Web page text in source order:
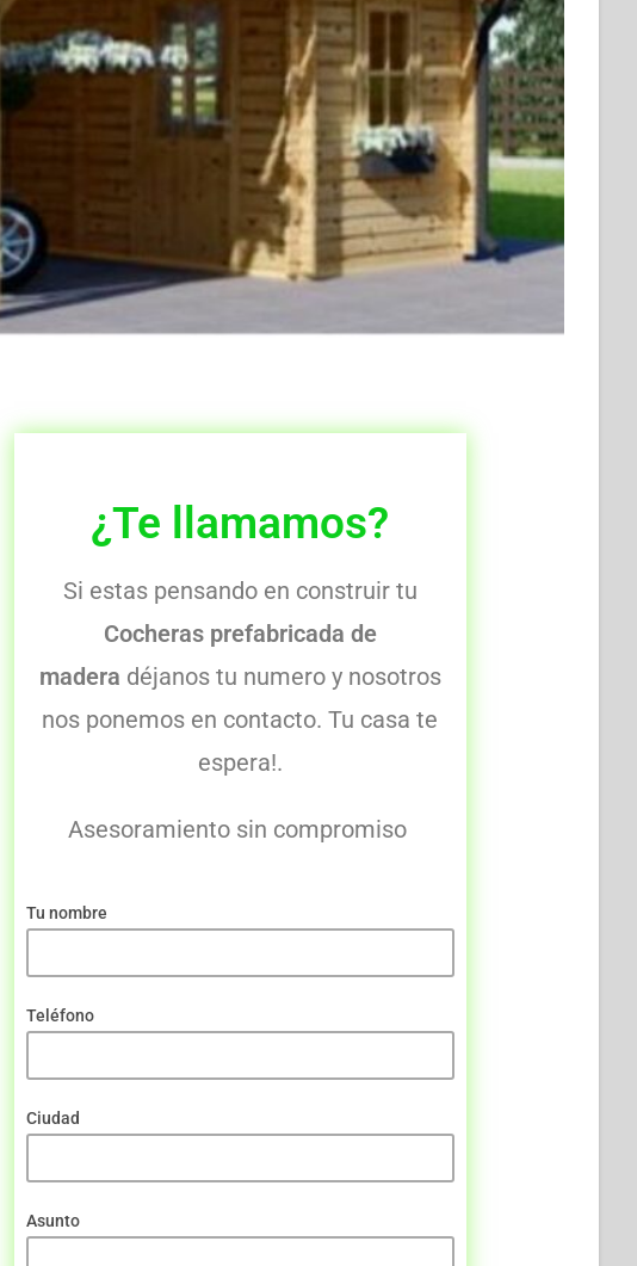
¿Te llamamos?
Si estas pensando en construir tu
Cocheras prefabricada de
madera déjanos tu numero y nosotros
nos ponemos en contacto. Tu casa te
espera!.
Asesoramiento sin compromiso
Tu nombre
Teléfono
Ciudad
Asunto